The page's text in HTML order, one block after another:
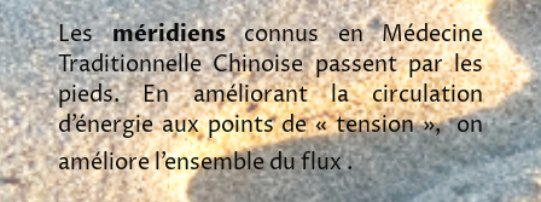
Lesméridiensconnus en Médecine
Traditionnelle Chinoise passent par les
pieds. En améliorant la circulation
d’énergie aux points de « tension », on
améliore l’ensemble du flux .